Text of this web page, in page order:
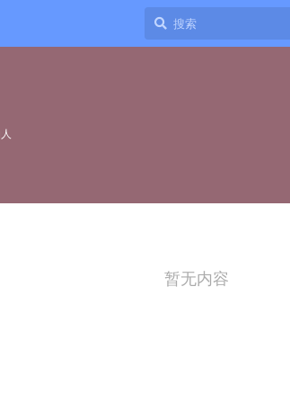
暂无内容